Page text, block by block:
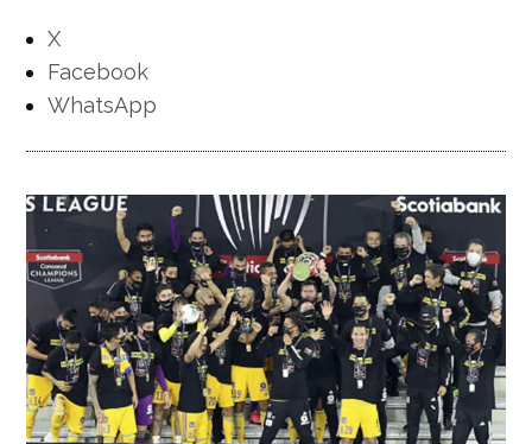
X
Facebook
WhatsApp